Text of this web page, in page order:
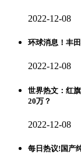
2022-12-08
环球消息！丰
2022-12-08
世界热文：红
20万？
2022-12-08
每日热议!国产